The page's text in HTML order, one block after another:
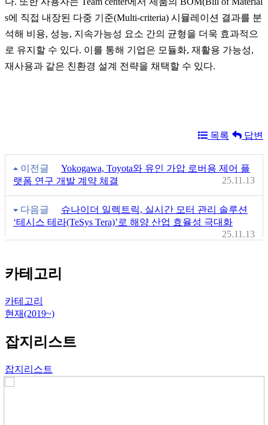
s에 직접 내장된 다중 기준(Multi-criteria) 시뮬레이션 결과를 분
석해 비용, 성능, 지속가능성 요소 간의 균형을 더욱 효과적으
로 유지할 수 있다. 이를 통해 기업은 모듈화, 재활용 가능성,
재사용과 같은 친환경 설계 전략을 채택할 수 있다.
목록 답변
이전글
Yokogawa, Toyota와 유인 가압 로버용 제어 플
랫폼 연구 개발 계약 체결
25.11.13
다음글
슈나이더 일렉트릭, 실시간 모터 관리 솔루션
‘테시스 테라(TeSys Tera)’로 해양 산업 효율성 극대화
25.11.13
카테고리
카테고리
현재(2019~)
잡지리스트
잡지리스트